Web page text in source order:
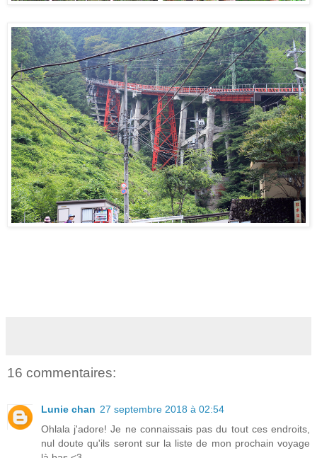
16 commentaires:
Lunie chan 27 septembre 2018 à 02:54
Ohlala j'adore! Je ne connaissais pas du tout ces endroits,
nul doute qu'ils seront sur la liste de mon prochain voyage